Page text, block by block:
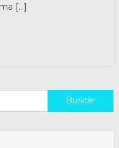
[…]
Buscar: